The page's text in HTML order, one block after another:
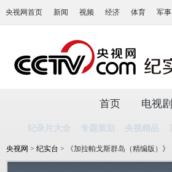
央视网首页 新闻 视频 经济 体育 军事
首页 电视剧
纪录片大全 专题策划 央视精品
央视网 > 纪实台 > 《加拉帕戈斯群岛（精编版）》